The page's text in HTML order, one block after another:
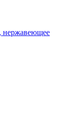
нержавеющее